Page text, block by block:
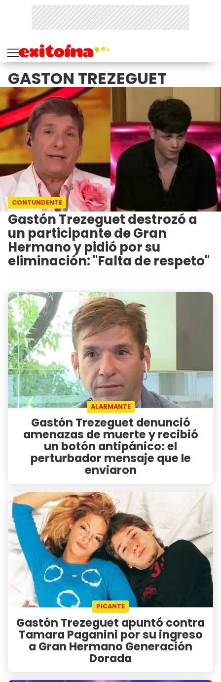
GASTON TREZEGUET
CONTUNDENTE
Gastón Trezeguet destrozó a
un participante de Gran
Hermano y pidió por su
eliminación: "Falta de respeto"
ALARMANTE
Gastón Trezeguet denunció
amenazas de muerte y recibió
un botón antipánico: el
perturbador mensaje que le
enviaron
PICANTE
Gastón Trezeguet apuntó contra
Tamara Paganini por su ingreso
a Gran Hermano Generación
Dorada